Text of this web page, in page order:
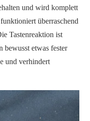
und wird komplett
überraschend
Tastenreaktion ist
bewusst etwas fester
und verhindert